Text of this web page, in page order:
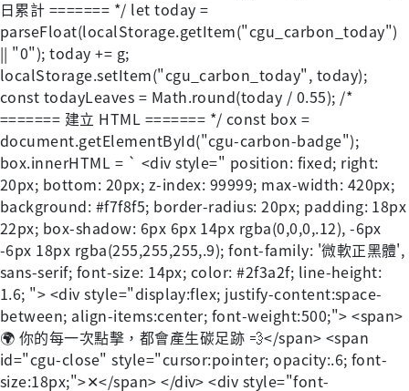
日累計 ======= */ let today =
parseFloat(localStorage.getItem("cgu_carbon_today")
|| "0"); today += g;
localStorage.setItem("cgu_carbon_today", today);
const todayLeaves = Math.round(today / 0.55); /*
======= 建立 HTML ======= */ const box =
document.getElementById("cgu-carbon-badge");
box.innerHTML = ` <div style=" position: fixed; right:
20px; bottom: 20px; z-index: 99999; max-width: 420px;
background: #f7f8f5; border-radius: 20px; padding: 18px
22px; box-shadow: 6px 6px 14px rgba(0,0,0,.12), -6px
-6px 18px rgba(255,255,255,.9); font-family: '微軟正黑體',
sans-serif; font-size: 14px; color: #2f3a2f; line-height:
1.6; "> <div style="display:flex; justify-content:space-
between; align-items:center; font-weight:500;"> <span>
🌍 你的每一次點擊，都會產生碳足跡 💨</span> <span
id="cgu-close" style="cursor:pointer; opacity:.6; font-
size:18px;">✕</span> </div> <div style="font-